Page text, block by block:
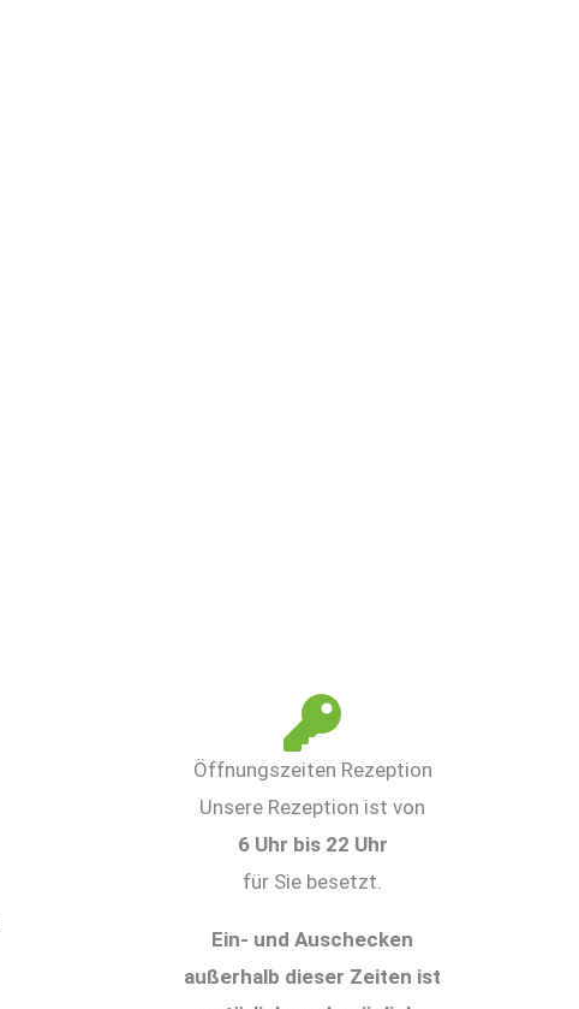
Öffnungszeiten Rezeption
Unsere Rezeption ist von
6 Uhr bis 22 Uhr
für Sie besetzt.
Ein- und Auschecken
außerhalb dieser Zeiten ist